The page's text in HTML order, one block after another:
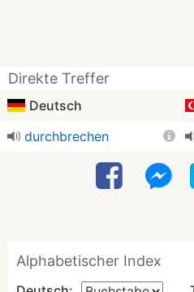
Direkte Treffer
Deutsch
durchbrechen
Alphabetischer Index